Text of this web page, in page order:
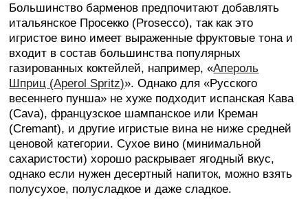
Большинство барменов предпочитают добавлять
итальянское Просекко (Prosecco), так как это
игристое вино имеет выраженные фруктовые тона и
входит в состав большинства популярных
газированных коктейлей, например, «Апероль
Шприц (Aperol Spritz)». Однако для «Русского
весеннего пунша» не хуже подходит испанская Кава
(Cava), французское шампанское или Креман
(Cremant), и другие игристые вина не ниже средней
ценовой категории. Сухое вино (минимальной
сахаристости) хорошо раскрывает ягодный вкус,
однако если нужен десертный напиток, можно взять
полусухое, полусладкое и даже сладкое.